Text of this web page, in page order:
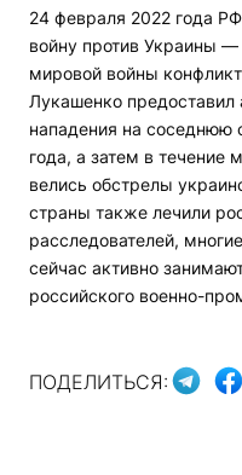
24 февраля 2022 года
войну против Украины
мировой войны
Лукашенко
нападения на соседнюю
года, а затем в течение
велись обстрелы
страны также лечили
расследователей,
сейчас активно
российского военно-
ПОДЕЛИТЬСЯ: